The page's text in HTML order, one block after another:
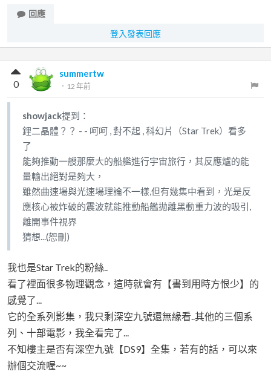
回應
登入發表回應
summertw
． 12 年前
0
showjack提到：
鋰二晶體？？ - - 呵呵 , 對不起 , 科幻片（Star Trek）看多
了
能夠推動一艘那麼大的船艦進行宇宙旅行，其反應爐的能
量輸出絕對是夠大，
雖然曲速場與光速場理論不一樣,但有幾集中看到，光是反
應核心被炸破的震波就能推動船艦拋離黑動重力波的吸引,
離開事件視界
猜想...(恕刪)
我也是Star Trek的粉絲..
看了裡面很多物理觀念，這時就會有【書到用時方恨少】的
感覺了...
它的全系列影集，我只剩深空九號還無緣看..其他的三個系
列、十部電影，我全看完了...
不知樓主是否有深空九號【DS9】全集，若有的話，可以來
辦個交流喔~~